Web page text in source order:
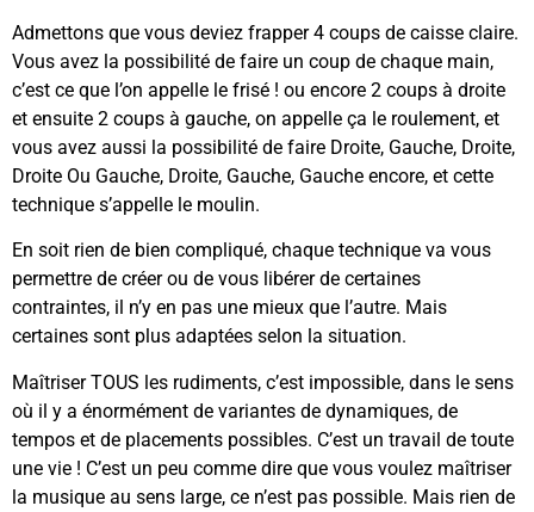
Admettons que vous deviez frapper 4 coups de caisse claire.
Vous avez la possibilité de faire un coup de chaque main,
c’est ce que l’on appelle le frisé ! ou encore 2 coups à droite
et ensuite 2 coups à gauche, on appelle ça le roulement, et
vous avez aussi la possibilité de faire Droite, Gauche, Droite,
Droite Ou Gauche, Droite, Gauche, Gauche encore, et cette
technique s’appelle le moulin.
En soit rien de bien compliqué, chaque technique va vous
permettre de créer ou de vous libérer de certaines
contraintes, il n’y en pas une mieux que l’autre. Mais
certaines sont plus adaptées selon la situation.
Maîtriser TOUS les rudiments, c’est impossible, dans le sens
où il y a énormément de variantes de dynamiques, de
tempos et de placements possibles. C’est un travail de toute
une vie ! C’est un peu comme dire que vous voulez maîtriser
la musique au sens large, ce n’est pas possible. Mais rien de